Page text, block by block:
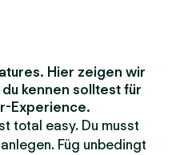
Hier zeigen wir
kennen solltest für
Experience.
total easy. Du musst
anlegen. Füg unbedingt